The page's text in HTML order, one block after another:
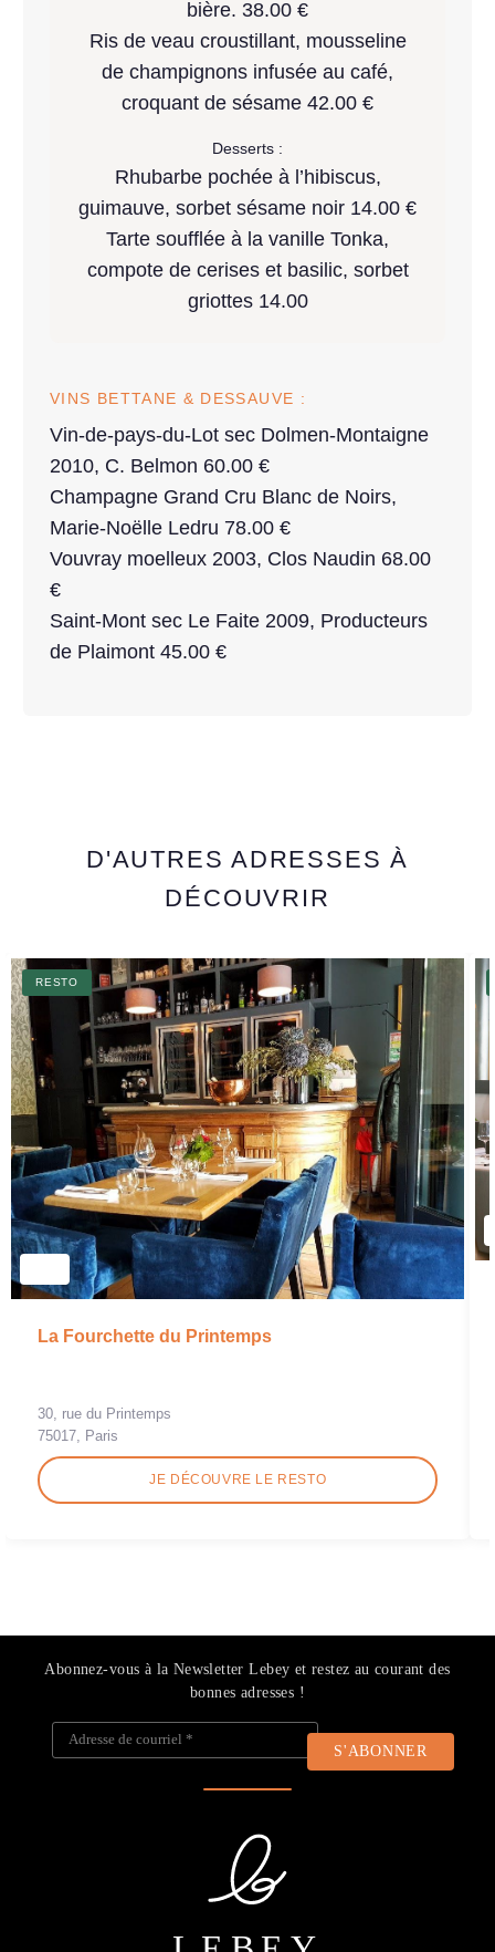
bière. 38.00 €
Ris de veau croustillant, mousseline
de champignons infusée au café,
croquant de sésame 42.00 €
Desserts :
Rhubarbe pochée à l’hibiscus,
guimauve, sorbet sésame noir 14.00 €
Tarte soufflée à la vanille Tonka,
compote de cerises et basilic, sorbet
griottes 14.00
VINS BETTANE & DESSAUVE :
Vin-de-pays-du-Lot sec Dolmen-Montaigne
2010, C. Belmon 60.00 €
Champagne Grand Cru Blanc de Noirs,
Marie-Noëlle Ledru 78.00 €
Vouvray moelleux 2003, Clos Naudin 68.00
€
Saint-Mont sec Le Faite 2009, Producteurs
de Plaimont 45.00 €
D'AUTRES ADRESSES À
DÉCOUVRIR
RESTO
La Fourchette du Printemps
30, rue du Printemps
75017, Paris
JE DÉCOUVRE LE RESTO
Abonnez-vous à la Newsletter Lebey et restez au courant des
bonnes adresses !
Adresse de courriel